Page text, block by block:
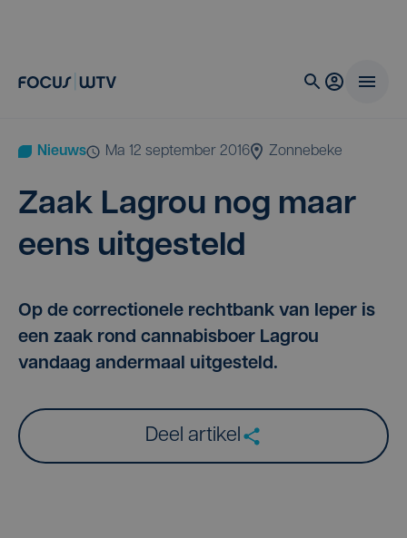
Nieuws ma 12 september 2016 Zonnebeke
Zaak Lag­rou nog maar
eens uitgesteld
Op de correctionele rechtbank van Ieper is
een zaak rond cannabisboer Lagrou
vandaag andermaal uitgesteld.
Deel artikel